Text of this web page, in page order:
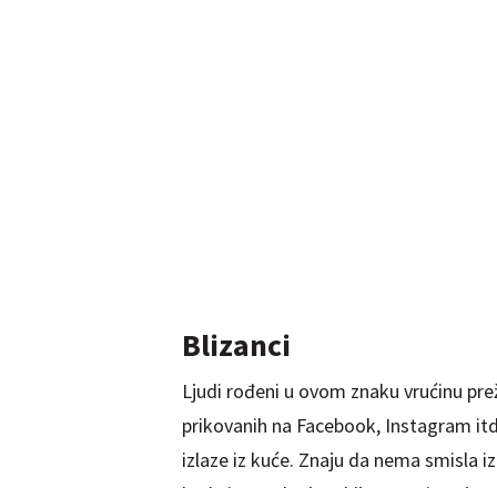
Blizanci
Ljudi rođeni u ovom znaku vrućinu
prikovanih na Facebook, Instagram
izlaze iz kuće. Znaju da nema smisla